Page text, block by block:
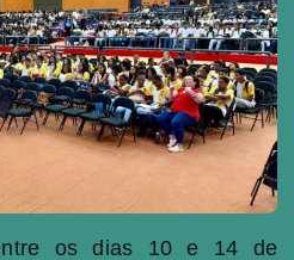
os dias 10 e 14 de